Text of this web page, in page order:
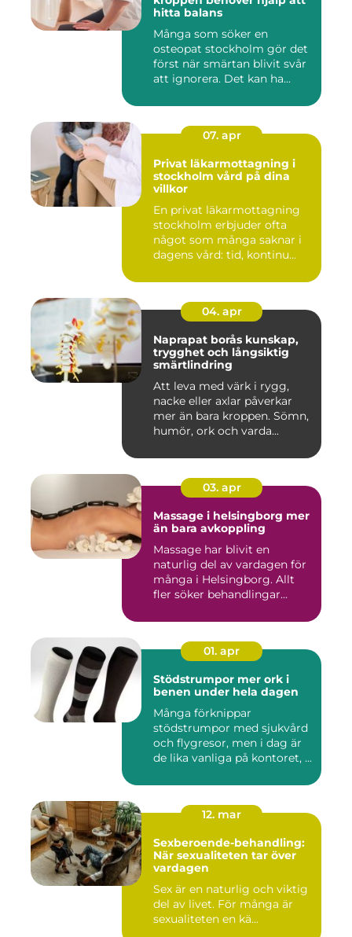
hitta balans
Många som söker en
osteopat stockholm gör det
först när smärtan blivit svår
att ignorera. Det kan ha...
07. apr
Privat läkarmottagning i
stockholm vård på dina
villkor
En privat läkarmottagning
stockholm erbjuder ofta
något som många saknar i
dagens vård: tid, kontinu...
04. apr
Naprapat borås kunskap,
trygghet och långsiktig
smärtlindring
Att leva med värk i rygg,
nacke eller axlar påverkar
mer än bara kroppen. Sömn,
humör, ork och varda...
03. apr
Massage i helsingborg mer
än bara avkoppling
Massage har blivit en
naturlig del av vardagen för
många i Helsingborg. Allt
fler söker behandlingar...
01. apr
Stödstrumpor mer ork i
benen under hela dagen
Många förknippar
stödstrumpor med sjukvård
och flygresor, men i dag är
de lika vanliga på kontoret, ...
12. mar
Sexberoende-behandling:
När sexualiteten tar över
vardagen
Sex är en naturlig och viktig
del av livet. För många är
sexualiteten en kä...